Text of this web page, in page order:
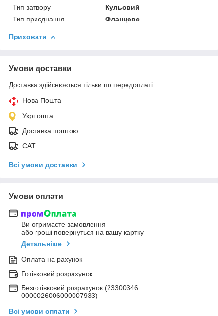
Тип затвору
Кульовий
Тип приєднання
Фланцеве
Приховати
Умови доставки
Доставка здійснюється тільки по передоплаті.
Нова Пошта
Укрпошта
Доставка поштою
САТ
Всі умови доставки
Умови оплати
Ви отримаєте замовлення
або гроші повернуться на вашу картку
Детальніше
Оплата на рахунок
Готівковий розрахунок
Безготівковий розрахунок (23300346
0000026006000007933)
Всі умови оплати